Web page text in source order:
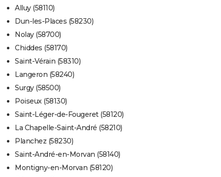
Alluy (58110)
Dun-les-Places (58230)
Nolay (58700)
Chiddes (58170)
Saint-Vérain (58310)
Langeron (58240)
Surgy (58500)
Poiseux (58130)
Saint-Léger-de-Fougeret (58120)
La Chapelle-Saint-André (58210)
Planchez (58230)
Saint-André-en-Morvan (58140)
Montigny-en-Morvan (58120)